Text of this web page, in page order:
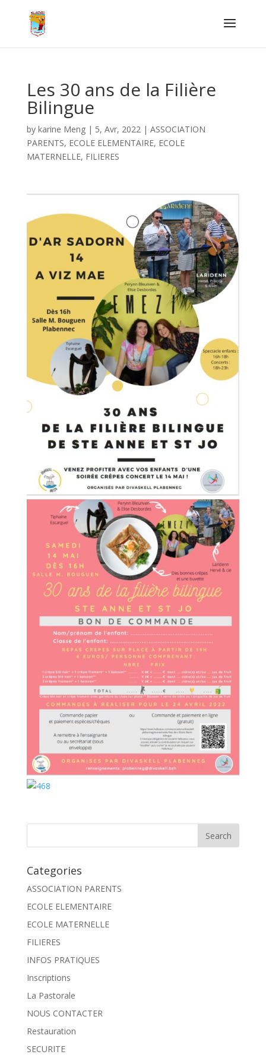
Les 30 ans de la Filière
Bilingue
by karine Meng| 5, Avr, 2022| ASSOCIATION
PARENTS, ECOLE ELEMENTAIRE, ECOLE
MATERNELLE, FILIERES
Categories
ASSOCIATION PARENTS
ECOLE ELEMENTAIRE
ECOLE MATERNELLE
FILIERES
INFOS PRATIQUES
Inscriptions
La Pastorale
NOUS CONTACTER
Restauration
SECURITE